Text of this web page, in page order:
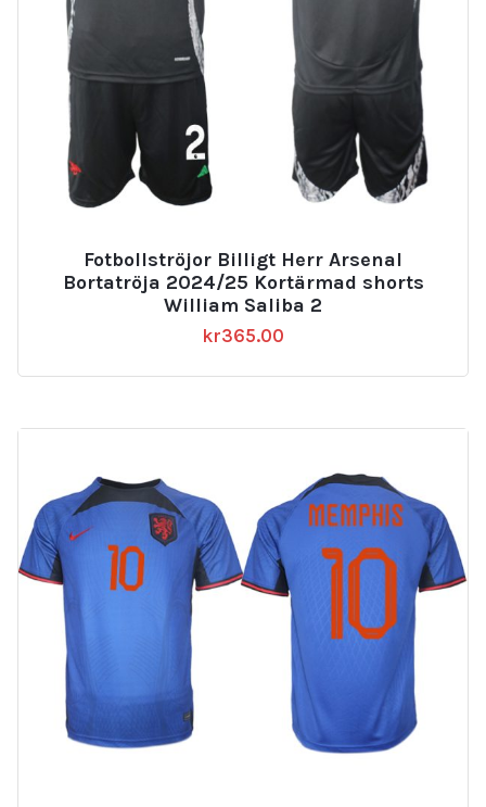
Fotbollströjor Billigt Herr Arsenal
Bortatröja 2024/25 Kortärmad shorts
William Saliba 2
kr365.00